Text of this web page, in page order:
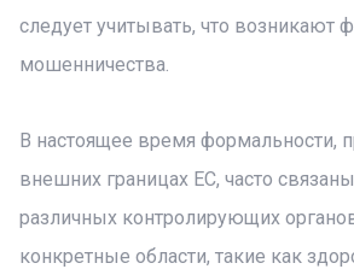
следует учитывать, что возникают
мошенничества.
В настоящее время формальности,
внешних границах ЕС, часто
различных контролирующих
конкретные области, такие как